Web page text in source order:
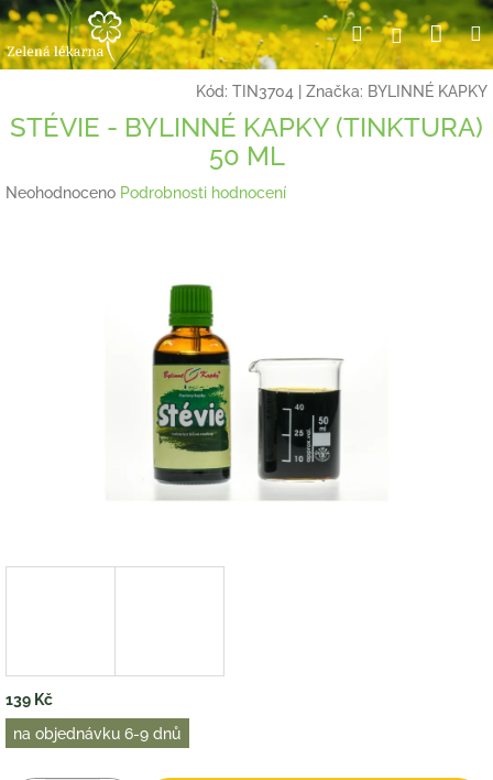
Přejít
na
obsah
HledatPřihlášení
Kód: TIN3704 Značka: BYLINNÉ KAPKY
STÉVIE - BYLINNÉ KAPKY (TINKTURA)
50 ML
Průměrné
Neohodnoceno Podrobnosti hodnocení
139 Kč
Měrná
cena:
na objednávku 6-9 dnů